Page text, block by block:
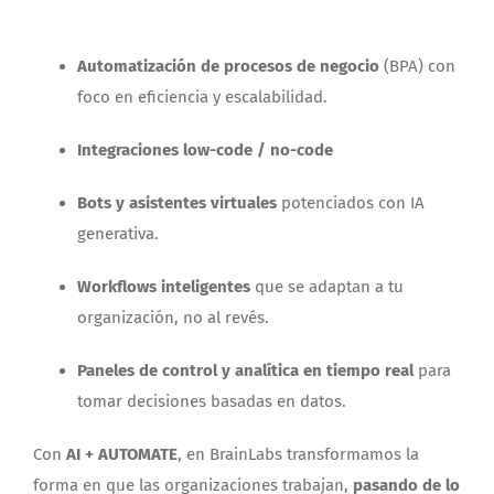
Automatización de procesos de negocio(BPA) con
foco en eficiencia y escalabilidad.
Integraciones low-code / no-code
Bots y asistentes virtualespotenciados con IA
generativa.
Workflows inteligentesque se adaptan a tu
organización, no al revés.
Paneles de control y analítica en tiempo realpara
tomar decisiones basadas en datos.
Con AI + AUTOMATE, en BrainLabs transformamos la
forma en que las organizaciones trabajan, pasando de lo